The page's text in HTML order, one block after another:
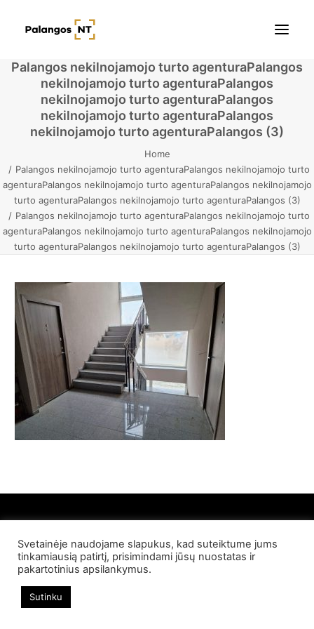
Pradžia
Butai
Žemės sklypai
Kontaktai
Palangos nekilnojamojo turto agenturaPalangos
nekilnojamojo turto agenturaPalangos
nekilnojamojo turto agenturaPalangos
nekilnojamojo turto agenturaPalangos
nekilnojamojo turto agenturaPalangos (3)
Home
Palangos nekilnojamojo turto agenturaPalangos nekilnojamojo turto
agenturaPalangos nekilnojamojo turto agenturaPalangos nekilnojamojo
turto agenturaPalangos nekilnojamojo turto agenturaPalangos (3)
Palangos nekilnojamojo turto agenturaPalangos nekilnojamojo turto
agenturaPalangos nekilnojamojo turto agenturaPalangos nekilnojamojo
turto agenturaPalangos nekilnojamojo turto agenturaPalangos (3)
© 2022 Palangos NT. Visos teisės saugomos
Svetainėje naudojame slapukus, kad suteiktume jums
tinkamiausią patirtį, prisimindami jūsų nuostatas ir
pakartotinius apsilankymus.
Sutinku